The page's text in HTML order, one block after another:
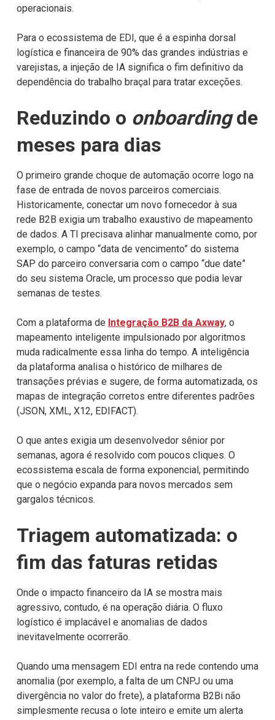
operacionais.
Para o ecossistema de EDI, que é a espinha dorsal
logística e financeira de 90% das grandes indústrias e
varejistas, a injeção de IA significa o fim definitivo da
dependência do trabalho braçal para tratar exceções.
Reduzindo o onboardingde
meses para dias
O primeiro grande choque de automação ocorre logo na
fase de entrada de novos parceiros comerciais.
Historicamente, conectar um novo fornecedor à sua
rede B2B exigia um trabalho exaustivo de mapeamento
de dados. A TI precisava alinhar manualmente como, por
exemplo, o campo “data de vencimento” do sistema
SAP do parceiro conversaria com o campo “due date”
do seu sistema Oracle, um processo que podia levar
semanas de testes.
Com a plataforma de Integração B2B da Axway, o
mapeamento inteligente impulsionado por algoritmos
muda radicalmente essa linha do tempo. A inteligência
da plataforma analisa o histórico de milhares de
transações prévias e sugere, de forma automatizada, os
mapas de integração corretos entre diferentes padrões
(JSON, XML, X12, EDIFACT).
O que antes exigia um desenvolvedor sênior por
semanas, agora é resolvido com poucos cliques. O
ecossistema escala de forma exponencial, permitindo
que o negócio expanda para novos mercados sem
gargalos técnicos.
Triagem automatizada: o
fim das faturas retidas
Onde o impacto financeiro da IA se mostra mais
agressivo, contudo, é na operação diária. O fluxo
logístico é implacável e anomalias de dados
inevitavelmente ocorrerão.
Quando uma mensagem EDI entra na rede contendo uma
anomalia (por exemplo, a falta de um CNPJ ou uma
divergência no valor do frete), a plataforma B2Bi não
simplesmente recusa o lote inteiro e emite um alerta